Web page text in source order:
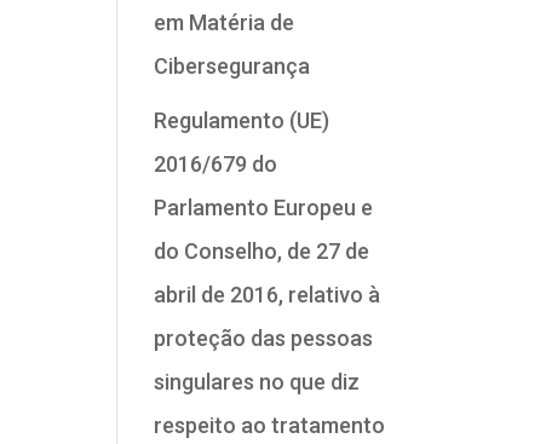
em Matéria de
Cibersegurança
Regulamento (UE)
2016/679 do
Parlamento Europeu e
do Conselho, de 27 de
abril de 2016, relativo à
proteção das pessoas
singulares no que diz
respeito ao tratamento